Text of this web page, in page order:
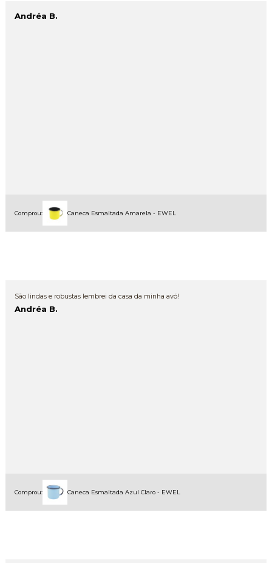
Andréa B.
Comprou: Caneca Esmaltada Amarela - EWEL
São lindas e robustas lembrei da casa da minha avó!
Andréa B.
Comprou: Caneca Esmaltada Azul Claro - EWEL